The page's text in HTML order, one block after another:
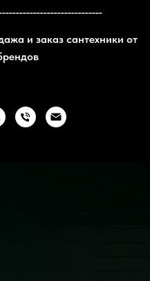
и заказ сантехники от